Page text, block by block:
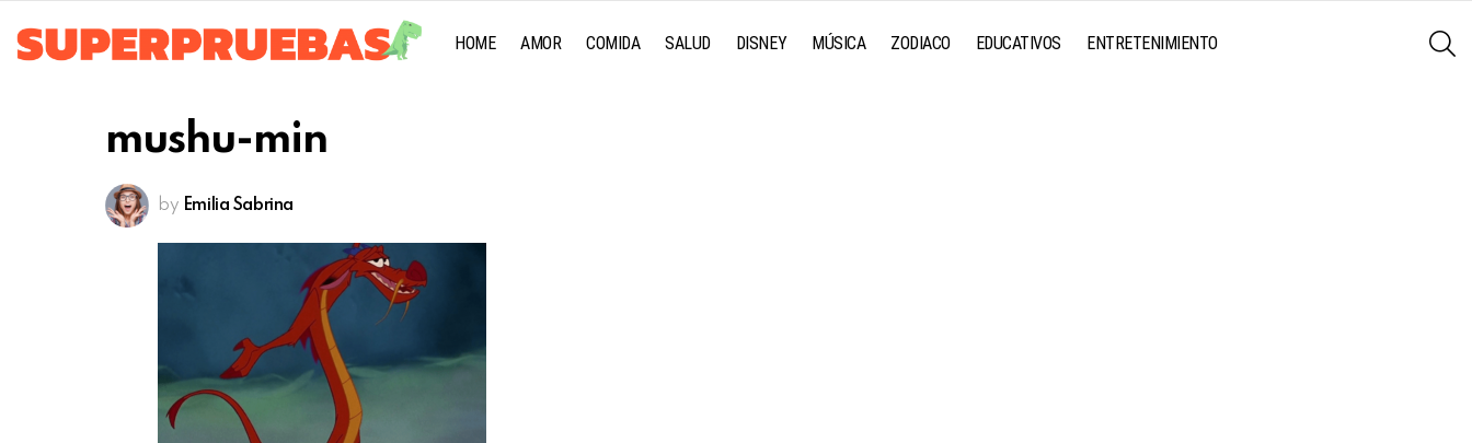
HOME AMOR COMIDA SALUD DISNEY MÚSICA ZODIACO EDUCATIVOS ENTRETENIMIENTO
mushu-min
by Emilia Sabrina